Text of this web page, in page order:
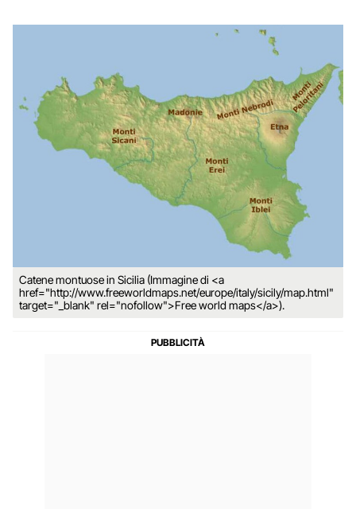
Catene montuose in Sicilia (Immagine di <a
href="http://www.freeworldmaps.net/europe/italy/sicily/map.html"
target="_blank" rel="nofollow">Free world maps</a>).